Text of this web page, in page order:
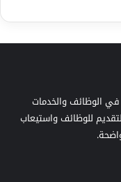
الوظائف والخدمات
للوظائف واستيعاب